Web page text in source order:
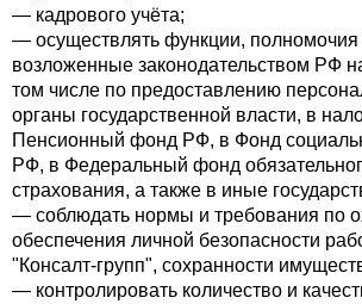
— кадрового учёта;
— осуществлять функции, полномочия
возложенные законодательством РФ
том числе по предоставлению
органы государственной власти, в
Пенсионный фонд РФ, в Фонд
РФ, в Федеральный фонд
страхования, а также в иные
— соблюдать нормы и требования по
обеспечения личной безопасности
"Консалт-групп", сохранности
— контролировать количество и